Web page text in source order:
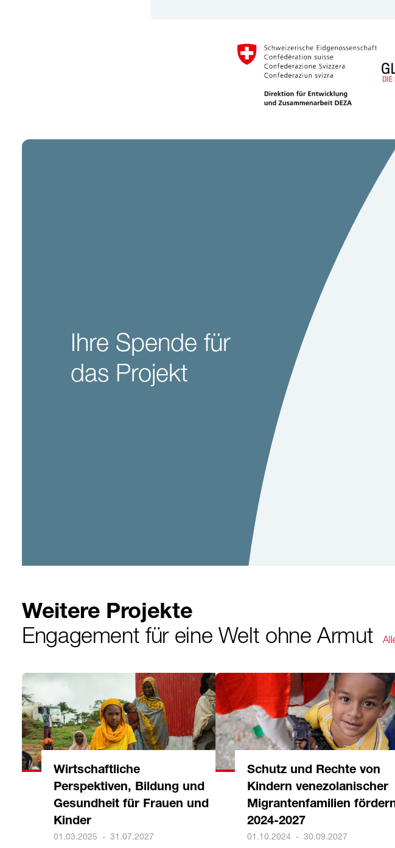
Ihre Spende für
das Projekt
Weitere Projekte
Engagement für eine Welt ohne Armut
Wirtschaftliche
Perspektiven, Bildung und
Gesundheit für Frauen und
Kinder
01.03.2025 - 31.07.2027
Schutz und Rechte von
Kindern venezolanischer
Migrantenfamilien
2024-2027
01.10.2024 - 30.09.2027